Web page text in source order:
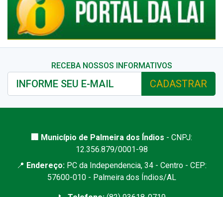
RECEBA NOSSOS INFORMATIVOS
CADASTRAR
🏢 Município de Palmeira dos Índios - CNPJ:
12.356.879/0001-98
📍 Endereço: PC da Independencia, 34 - Centro - CEP:
57600-010 - Palmeira dos Índios/AL